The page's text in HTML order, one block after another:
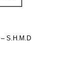
S.H.M.D